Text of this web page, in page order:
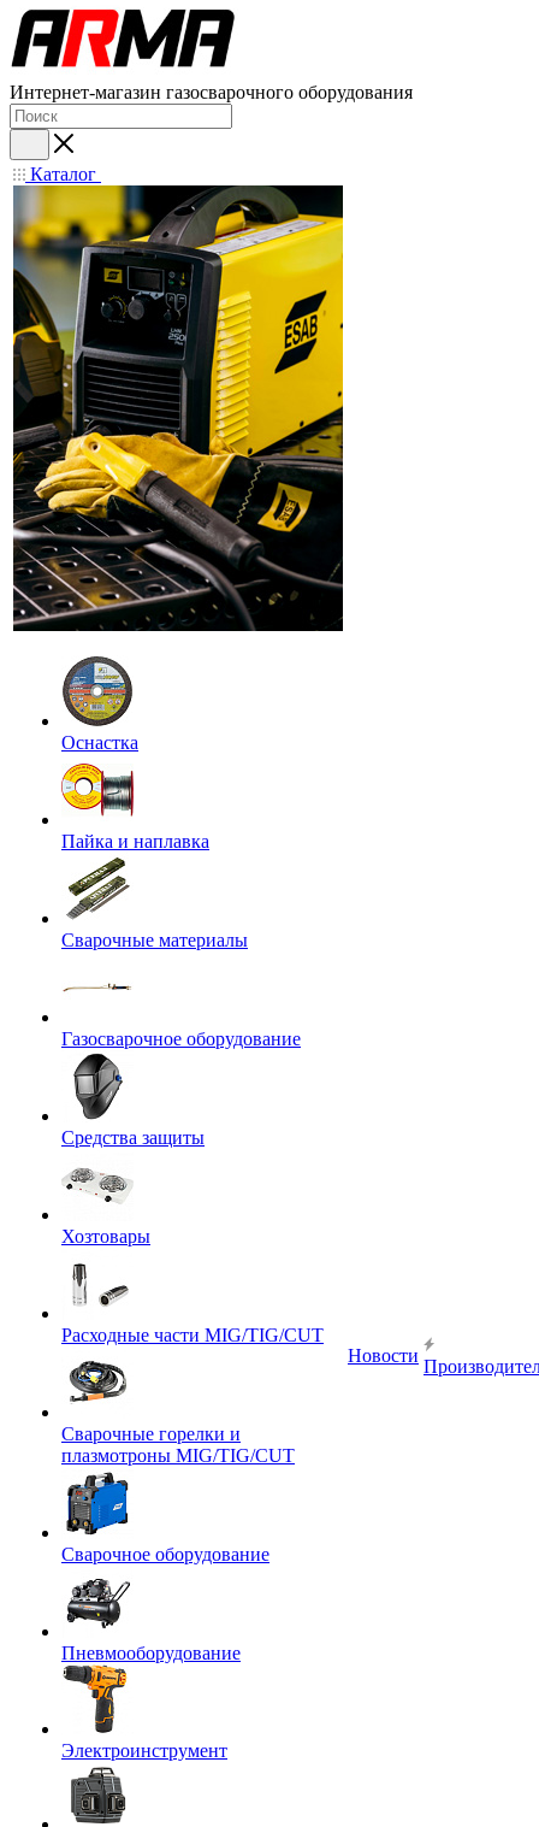
Интернет-магазин газосварочного оборудования
Каталог
Оснастка
Пайка и наплавка
Сварочные материалы
Газосварочное оборудование
Средства защиты
Хозтовары
Расходные части MIG/TIG/CUT
Сварочные горелки и
плазмотроны MIG/TIG/CUT
Сварочное оборудование
Пневмооборудование
Электроинструмент
Новости